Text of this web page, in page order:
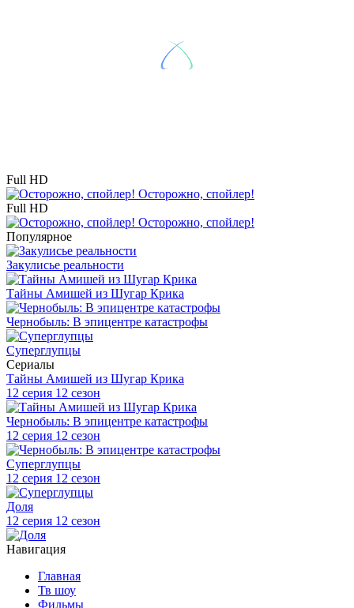
Full HD
Осторожно, спойлер!
Full HD
Осторожно, спойлер!
Популярное
Закулисье реальности
Тайны Амишей из Шугар Крика
Чернобыль: В эпицентре катастрофы
Суперглупцы
Сериалы
Тайны Амишей из Шугар Крика
12 серия 12 сезон
Чернобыль: В эпицентре катастрофы
12 серия 12 сезон
Суперглупцы
12 серия 12 сезон
Доля
12 серия 12 сезон
Навигация
Главная
Тв шоу
Фильмы